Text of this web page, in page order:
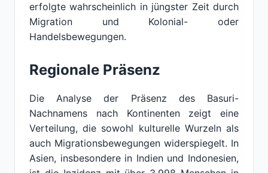
erfolgte wahrscheinlich in jüngster Zeit durch
Migration und Kolonial- oder
Handelsbewegungen.
Regionale Präsenz
Die Analyse der Präsenz des Basuri-
Nachnamens nach Kontinenten zeigt eine
Verteilung, die sowohl kulturelle Wurzeln als
auch Migrationsbewegungen widerspiegelt. In
Asien, insbesondere in Indien und Indonesien,